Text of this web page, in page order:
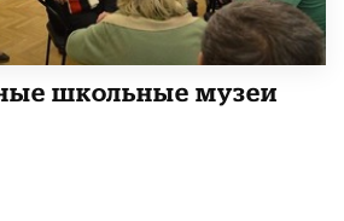
школьные музеи